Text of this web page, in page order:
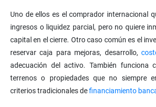
Uno de ellos es el comprador internacional
ingresos o liquidez parcial, pero no quiere
capital en el cierre. Otro caso común es el
reservar caja para mejoras, desarrollo,
adecuación del activo. También funciona
terrenos o propiedades que no siempre
criterios tradicionales definanciamiento